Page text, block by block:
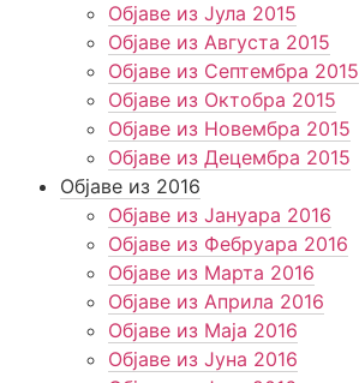
Објаве из Јула 2015
Објаве из Августа 2015
Објаве из Септембра 2015
Објаве из Октобра 2015
Објаве из Новембра 2015
Објаве из Децембра 2015
Објаве из 2016
Објаве из Јануара 2016
Објаве из Фебруара 2016
Објаве из Марта 2016
Објаве из Априла 2016
Објаве из Маја 2016
Објаве из Јуна 2016